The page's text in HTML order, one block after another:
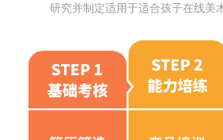
研究并制定适用于适合孩子在线美